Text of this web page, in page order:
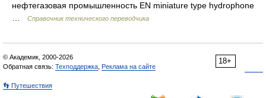
нефтегазовая промышленность EN miniature type hydrophone
Справочник технического переводчика
18+
© Академик, 2000-2026
Обратная связь: Техподдержка Реклама на сайте
👣 Путешествия